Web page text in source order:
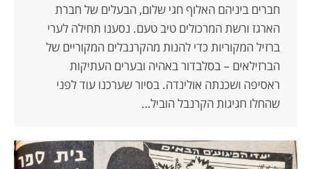
חברים ביניהם האלוף חגי שלום, הבעלים של חברת
הארגז ורשת המרכולים טיב טעם. נסענו תחילה לערי
ברזיל המקוריות כדי להנות מהקרנבלים המקוריים של
הברזילאים – בסלבדור באהיה ובערים העתיקות
ראסיפה ושכנתה אולינדה. בסיור שערכנו עוד לפני
שהחלו חגיגות הקרנבל הוביל…